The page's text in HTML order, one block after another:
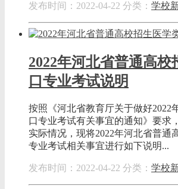
发布时间：2022-04-22 分类： 学校
2022年河北省普通高校
口专业考试说明
按照《河北省教育厅关于做好2022
口专业考试有关事宜的通知》要求
实际情况，现将2022年河北省普通
专业考试相关事宜进行如下说明...
发布时间：2022-04-22 分类： 学校